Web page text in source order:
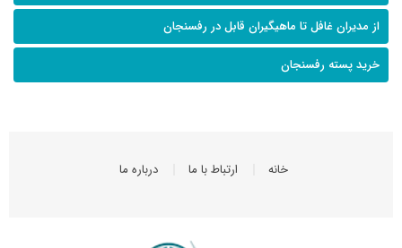
از مدیران غافل تا ماهیگیران قابل در رفسنجان
خرید پسته رفسنجان
خانه ارتباط با ما درباره ما